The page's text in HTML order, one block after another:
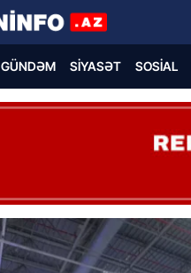
GÜNDƏM SIYASƏT SOSIAL